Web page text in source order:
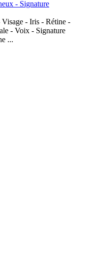
- Iris - Rétine -
- Voix - Signature
...